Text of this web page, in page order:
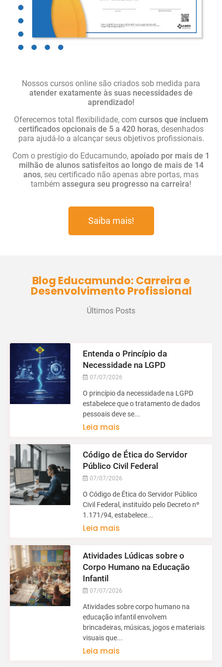
Nossos cursos online são criados sob medida para
atender exatamente às suas necessidades de
aprendizado!
Oferecemos total flexibilidade, com cursos que incluem
certificados opcionais de 5 a 420 horas, desenhados
para ajudá-lo a alcançar seus objetivos profissionais.
Com o prestígio do Educamundo, apoiado por mais de 1
milhão de alunos satisfeitos ao longo de mais de 14
anos, seu certificado não apenas abre portas, mas
também assegura seu progresso na carreira!
Saiba mais!
Blog Educamundo: Carreira e
Desenvolvimento Profissional
Últimos Posts
Entenda o Princípio da
Necessidade na LGPD
07/07/2026
O princípio da necessidade na LGPD
estabelece que o tratamento de dados
pessoais deve se...
Leia mais
Código de Ética do Servidor
Público Civil Federal
07/07/2026
O Código de Ética do Servidor Público
Civil Federal, instituído pelo Decreto nº
1.171/94, estabelece...
Leia mais
Atividades Lúdicas sobre o
Corpo Humano na Educação
Infantil
07/07/2026
Atividades sobre corpo humano na
educação infantil envolvem
brincadeiras, músicas, jogos e materiais
visuais que...
Leia mais